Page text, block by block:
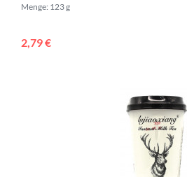
Menge: 123 g
2,79 €